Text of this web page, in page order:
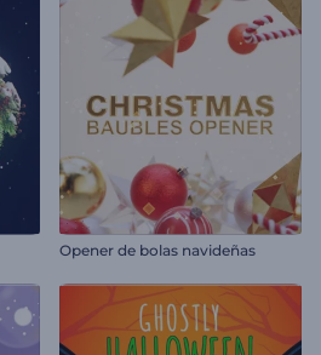
Opener de bolas navideñas